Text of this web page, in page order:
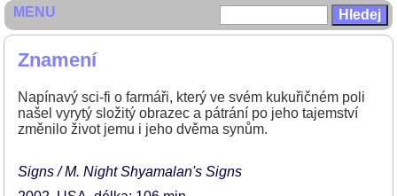
Znamení
Napínavý sci-fi o farmáři, který ve svém kukuřičném poli
našel vyrytý složitý obrazec a pátrání po jeho tajemství
změnilo život jemu i jeho dvěma synům.
Signs / M. Night Shyamalan's Signs
MENU